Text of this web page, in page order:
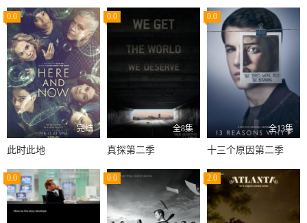
0.0
完结
此时此地
0.0
全8集
真探第二季
0.0
全13集
十三个原因第二季
0.0 0.0 2.0